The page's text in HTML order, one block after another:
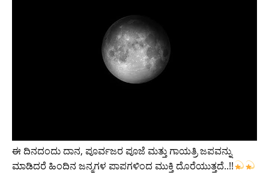
ಈ ದಿನದಂದು ದಾನ, ಪೂರ್ವಜರ ಪೂಜೆ ಮತ್ತು ಗಾಯತ್ರಿ ಜಪವನ್ನು
ಮಾಡಿದರೆ ಹಿಂದಿನ ಜನ್ಮಗಳ ಪಾಪಗಳಿಂದ ಮುಕ್ತಿ ದೊರೆಯುತ್ತದೆ..!!